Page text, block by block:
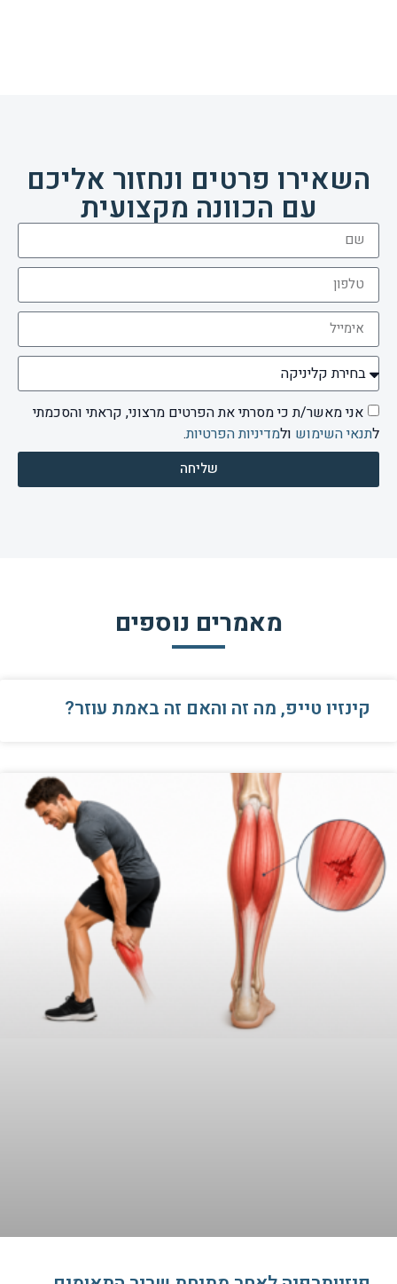
השאירו פרטים ונחזור אליכם
עם הכוונה מקצועית
אני מאשר/ת כי מסרתי את הפרטים מרצוני, קראתי והסכמתי
לתנאי השימוש ולמדיניות הפרטיות.
שליחה
מאמרים נוספים
קינזיו טייפ, מה זה והאם זה באמת עוזר?